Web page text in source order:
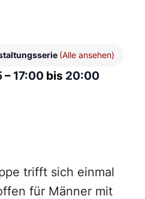
(Alle ansehen)
– 17:00 bis 20:00
trifft sich einmal
für Männer mit